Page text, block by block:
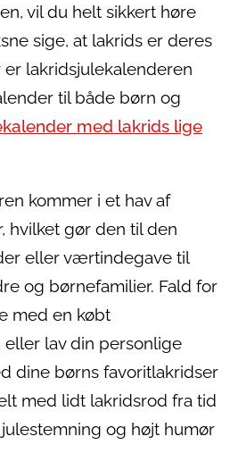
vil du helt sikkert høre
sige, at lakrids er deres
lakridsjulekalenderen
til både børn og
med lakrids lige
kommer i et hav af
hvilket gør den til den
eller værtindegave til
og børnefamilier. Fald for
med en købt
eller lav din personlige
dine børns favoritlakridser
med lidt lakridsrod fra tid
og højt humør